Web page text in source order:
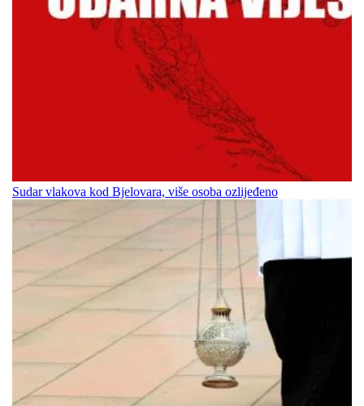
Sudar vlakova kod Bjelovara, više osoba ozlijeđeno